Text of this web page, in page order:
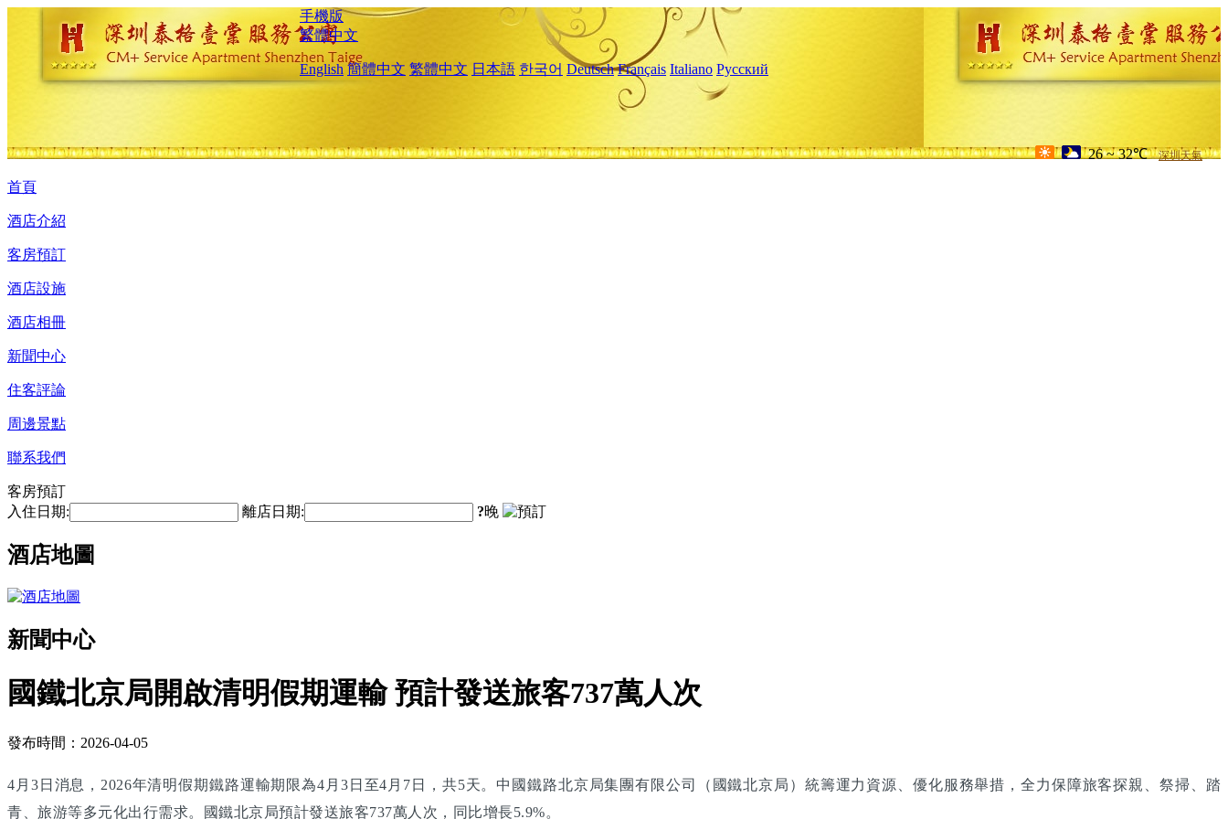
手機版
繁體中文
English 簡體中文 繁體中文 日本語 한국어 Deutsch Français Italiano Русский
26 ~ 32℃ 深圳天氣
首頁
酒店介紹
客房預訂
酒店設施
酒店相冊
新聞中心
住客評論
周邊景點
聯系我們
客房預訂
入住日期:
離店日期: ?晚
酒店地圖
新聞中心
國鐵北京局開啟清明假期運輸 預計發送旅客737萬人次
發布時間：2026-04-05
4月3日消息，2026年清明假期鐵路運輸期限為4月3日至4月7日，共5天。中國鐵路北京局集團有限公司（國鐵北京局）統籌運力資源、優化服務舉措，全力保障旅客探親、祭掃、踏
青、旅游等多元化出行需求。國鐵北京局預計發送旅客737萬人次，同比增長5.9%。